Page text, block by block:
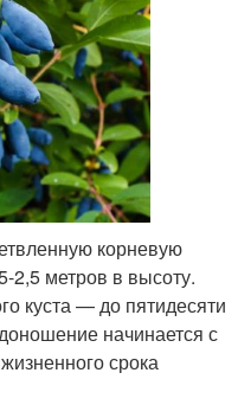
корневую
2,5 метров в высоту.
куста — до пятидесяти
начинается с
срока